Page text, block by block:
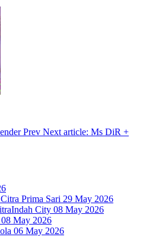
Prev Next article: Ms DiR +
Prima Sari 29 May 2026
City 08 May 2026
08 May 2026
06 May 2026